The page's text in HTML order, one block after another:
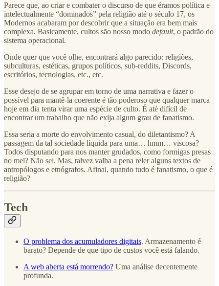
Parece que, ao criar e combater o discurso de que éramos política e
intelectualmente “dominados” pela religião até o século 17, os
Modernos acabaram por descobrir que a situação era bem mais
complexa. Basicamente, cultos são nosso modo default, o padrão do
sistema operacional.
Onde quer que você olhe, encontrará algo parecido: religiões,
subculturas, estéticas, grupos políticos, sub-reddits, Discords,
escritórios, tecnologias, etc., etc.
Esse desejo de se agrupar em torno de uma narrativa e fazer o
possível para mantê-la coerente é tão poderoso que qualquer marca
hoje em dia tenta virar uma espécie de culto. É até difícil de
encontrar um trabalho que não exija algum grau de fanatismo.
Essa seria a morte do envolvimento casual, do diletantismo? A
passagem da tal sociedade líquida para uma… hmm… viscosa?
Todos disputando para nos manter grudados, como formigas presas
no mel? Não sei. Mas, talvez valha a pena reler alguns textos de
antropólogos e etnógrafos. Afinal, quando tudo é fanatismo, o que é
religião?
Tech
O problema dos acumuladores digitais. Armazenamento é
barato? Depende de que tipo de custos você está falando.
A web aberta está morrendo? Uma análise decentemente
profunda.